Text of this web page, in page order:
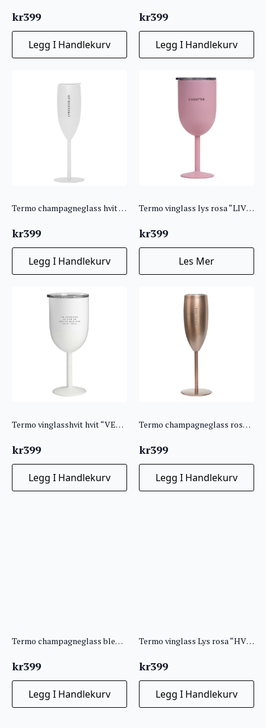
kr399
Legg I Handlekurv
kr399
Legg I Handlekurv
Termo champagneglass hvit “LYKKEBOBLER”
kr399
Legg I Handlekurv
Termo vinglass lys rosa “LIVSNYTER”
kr399
Les Mer
Termo vinglasshvit hvit “VENNINNE”
kr399
Legg I Handlekurv
Termo champagneglass rosegull “LIVSGLEDE”
kr399
Legg I Handlekurv
Termo champagneglass blek rosa “LYKKEBOBLER”
kr399
Legg I Handlekurv
Termo vinglass Lys rosa “HVILEPULS”
kr399
Legg I Handlekurv